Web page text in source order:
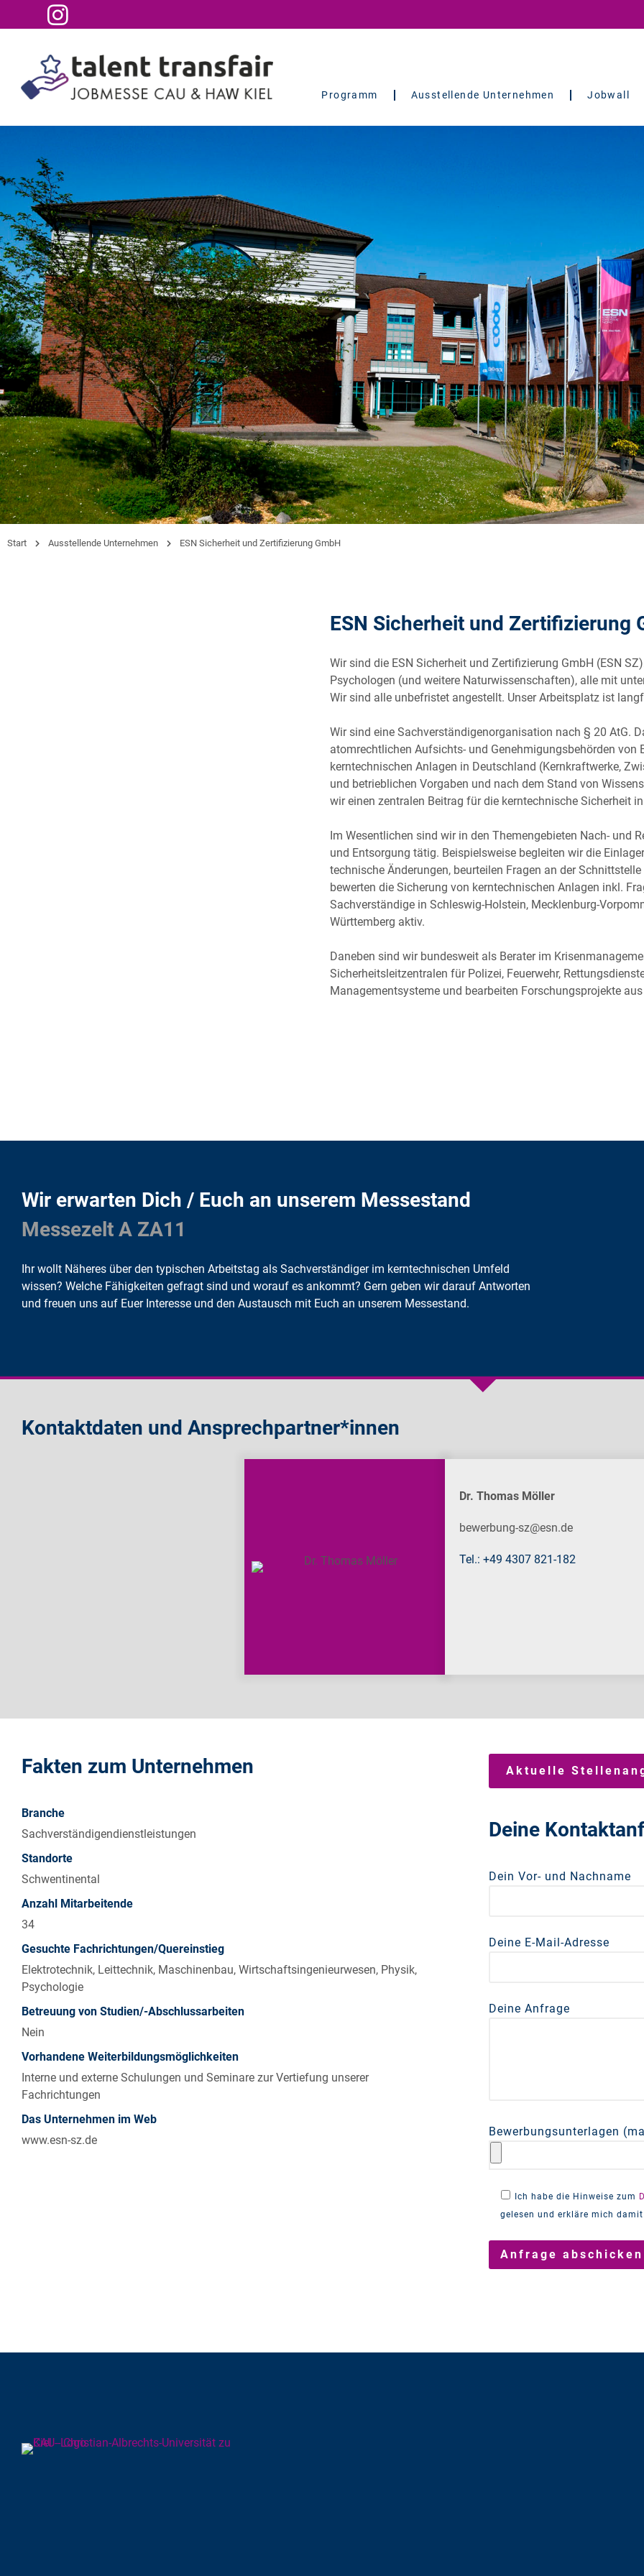
Programm Ausstellende Unternehmen Jobwall
Start Ausstellende Unternehmen ESN Sicherheit und Zertifizierung GmbH
ESN Sicherheit und Zertifizierung
Wir sind die ESN Sicherheit und Zertifizierung GmbH (ESN
Psychologen (und weitere Naturwissenschaften), alle mit
Wir sind alle unbefristet angestellt. Unser Arbeitsplatz ist
Wir sind eine Sachverständigenorganisation nach § 20 AtG.
atomrechtlichen Aufsichts- und Genehmigungsbehörden von
kerntechnischen Anlagen in Deutschland (Kernkraftwerke,
und betrieblichen Vorgaben und nach dem Stand von
wir einen zentralen Beitrag für die kerntechnische Sicherheit
Im Wesentlichen sind wir in den Themengebieten Nach- und
und Entsorgung tätig. Beispielsweise begleiten wir die
technische Änderungen, beurteilen Fragen an der
bewerten die Sicherung von kerntechnischen Anlagen inkl.
Sachverständige in Schleswig-Holstein, Mecklenburg-
Württemberg aktiv.
Daneben sind wir bundesweit als Berater im
Sicherheitsleitzentralen für Polizei, Feuerwehr,
Managementsysteme und bearbeiten Forschungsprojekte
Wir erwarten Dich / Euch an unserem Messestand
Messezelt A ZA11
Ihr wollt Näheres über den typischen Arbeitstag als Sachverständiger im kerntechnischen Umfeld
wissen? Welche Fähigkeiten gefragt sind und worauf es ankommt? Gern geben wir darauf Antworten
und freuen uns auf Euer Interesse und den Austausch mit Euch an unserem Messestand.
Kontaktdaten und Ansprechpartner*innen
Dr. Thomas Möller
bewerbung-sz@esn.de
Tel.: +49 4307 821-182
Fakten zum Unternehmen
Branche
Sachverständigendienstleistungen
Standorte
Schwentinental
Anzahl Mitarbeitende
34
Gesuchte Fachrichtungen/Quereinstieg
Elektrotechnik, Leittechnik, Maschinenbau, Wirtschaftsingenieurwesen, Physik,
Psychologie
Betreuung von Studien/-Abschlussarbeiten
Nein
Vorhandene Weiterbildungsmöglichkeiten
Interne und externe Schulungen und Seminare zur Vertiefung unserer
Fachrichtungen
Das Unternehmen im Web
www.esn-sz.de
Aktuelle
Deine
Dein Vor- und Nachname
Deine E-Mail-Adresse
Deine Anfrage
Bewerbungsunterlagen
Ich habe die Hinweise zum
gelesen und erkläre mich